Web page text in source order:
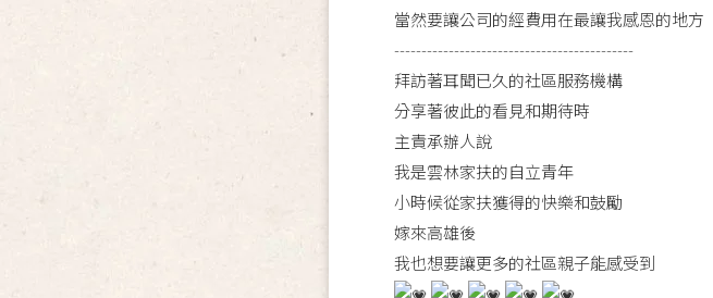
當然要讓公司的經費用在最讓我感恩的地方
--------------------------------------------
拜訪著耳聞已久的社區服務機構
分享著彼此的看見和期待時
主責承辦人說
我是雲林家扶的自立青年
小時候從家扶獲得的快樂和鼓勵
嫁來高雄後
我也想要讓更多的社區親子能感受到